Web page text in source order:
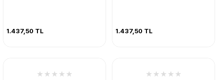
1.437,50 TL 1.437,50 TL